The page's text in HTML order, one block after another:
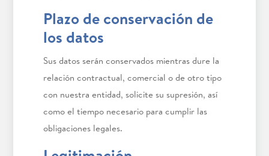
Plazo de conservación de
los datos
Sus datos serán conservados mientras dure la
relación contractual, comercial o de otro tipo
con nuestra entidad, solicite su supresión, así
como el tiempo necesario para cumplir las
obligaciones legales.